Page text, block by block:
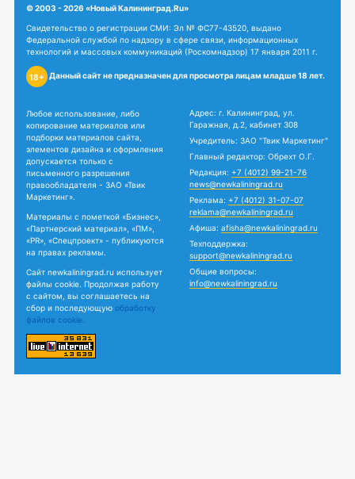
© 2003 - 2026 «Новый Калининград.Ru»
Свидетельство о регистрации СМИ: Эл № ФС77-43520, выдано
Федеральной службой по надзору в сфере связи, информационных
технологий и массовых коммуникаций (Роскомнадзор) 17 января 2011 г.
18+ Данный сайт не предназначен для просмотра лицам младше 18 лет.
Любое использование, либо
копирование материалов или
подборки материалов сайта,
элементов дизайна и оформления
допускается только с
письменного разрешения
правообладателя - ЗАО «Твик
Маркетинг».
Материалы с пометкой «Бизнес»,
«Партнерский материал», «ПМ»,
«PR», «Спецпроект» - публикуются
на правах рекламы.
Сайт newkaliningrad.ru использует
файлы cookie. Продолжая работу
с сайтом, вы соглашаетесь на
сбор и последующую обработку
файлов cookie.
Адрес: г. Калининград, ул.
Гаражная, д.2, кабинет 308
Учредитель: ЗАО "Твик Маркетинг"
Главный редактор: Обрехт О.Г.
Редакция: +7 (4012) 99-21-76
news@newkaliningrad.ru
Реклама: +7 (4012) 31-07-07
reklama@newkaliningrad.ru
Афиша: afisha@newkaliningrad.ru
Техподдержка:
support@newkaliningrad.ru
Общие вопросы:
info@newkaliningrad.ru